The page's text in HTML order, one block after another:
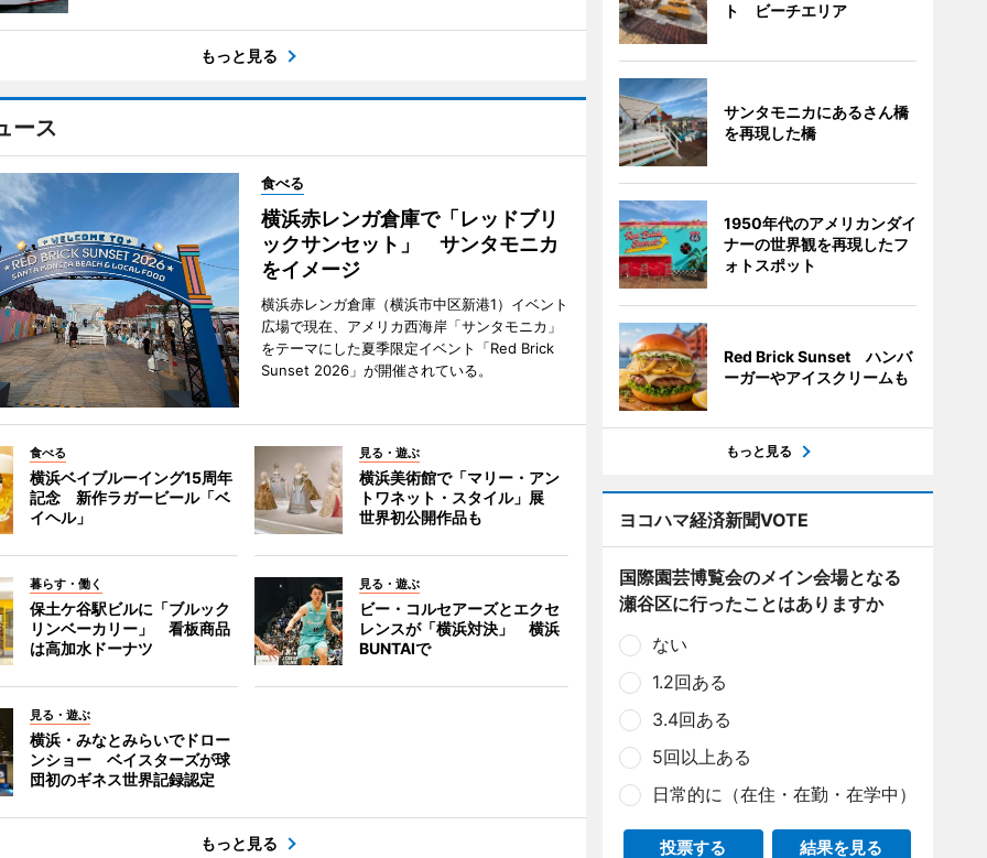
もっと見る
ース
食べる
横浜赤レンガ倉庫で「レッドブリ
ックサンセット」 サンタモニカ
をイメージ
横浜赤レンガ倉庫（横浜市中区新港1）イベント
広場で現在、アメリカ西海岸「サンタモニカ」
をテーマにした夏季限定イベント「Red Brick
Sunset 2026」が開催されている。
食べる
横浜ベイブルーイング15周年
記念 新作ラガービール「ベ
イヘル」
見る・遊ぶ
横浜美術館で「マリー・アン
トワネット・スタイル」展
世界初公開作品も
暮らす・働く
保土ケ谷駅ビルに「ブルック
リンベーカリー」 看板商品
は高加水ドーナツ
見る・遊ぶ
ビー・コルセアーズとエクセ
レンスが「横浜対決」 横浜
BUNTAIで
見る・遊ぶ
横浜・みなとみらいでドロー
ンショー ベイスターズが球
団初のギネス世界記録認定
もっと見る
ト ビーチエリア
サンタモニカにあるさん橋
を再現した橋
1950年代のアメリカンダイ
ナーの世界観を再現したフ
ォトスポット
Red Brick Sunset ハンバ
ーガーやアイスクリームも
もっと見る
ヨコハマ経済新聞VOTE
国際園芸博覧会のメイン会場となる
瀬谷区に行ったことはありますか
ない
1.2回ある
3.4回ある
5回以上ある
日常的に（在住・在勤・在学中）
投票する 結果を見る